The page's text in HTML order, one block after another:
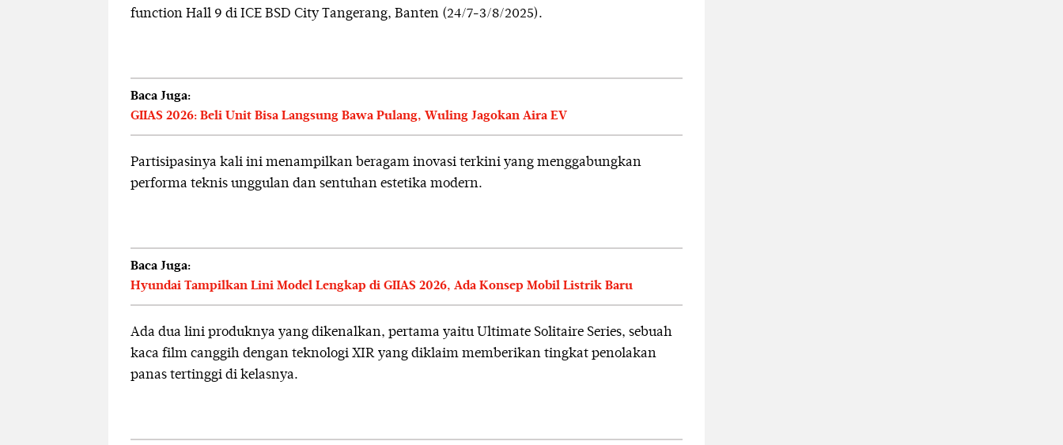
function Hall 9 di ICE BSD City Tangerang, Banten (24/7-3/8/2025).
Baca Juga:
GIIAS 2026: Beli Unit Bisa Langsung Bawa Pulang, Wuling Jagokan Aira EV
Partisipasinya kali ini menampilkan beragam inovasi terkini yang menggabungkan
performa teknis unggulan dan sentuhan estetika modern.
Baca Juga:
Hyundai Tampilkan Lini Model Lengkap di GIIAS 2026, Ada Konsep Mobil Listrik Baru
Ada dua lini produknya yang dikenalkan, pertama yaitu Ultimate Solitaire Series, sebuah
kaca film canggih dengan teknologi XIR yang diklaim memberikan tingkat penolakan
panas tertinggi di kelasnya.